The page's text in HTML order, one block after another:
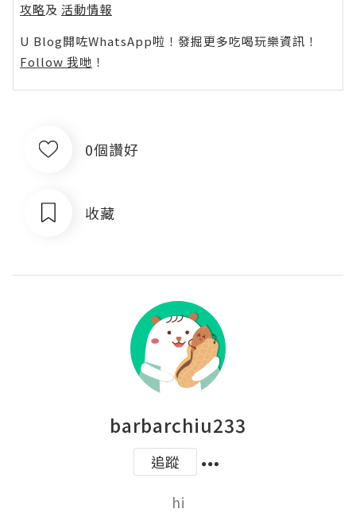
攻略及 活動情報
U Blog開咗WhatsApp啦！發掘更多吃喝玩樂資訊！
Follow 我哋 ！
0個讚好
收藏
barbarchiu233
追蹤
hi